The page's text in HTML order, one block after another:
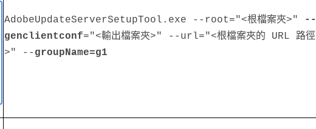
AdobeUpdateServerSetupTool.exe --root="<根檔案夾>"
--
genclientconf="<輸出檔案夾>" --url="<根檔案夾的 URL 路徑
>" -- groupName=g1